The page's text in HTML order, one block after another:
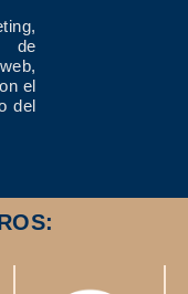
de
el
del